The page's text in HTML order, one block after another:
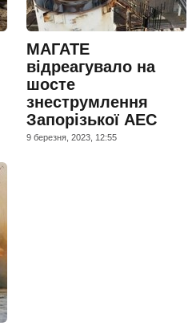
МАГАТЕ
відреагувало на
шосте
знеструмлення
Запорізької АЕС
9 березня, 2023, 12:55